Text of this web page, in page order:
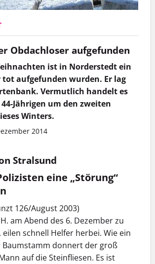
Obdachloser aufgefunden
ist in Norderstedt ein
tot aufgefunden wurden. Er lag
Vermutlich handelt es
Jährigen um den zweiten
Winters.
2014
Stralsund
eine „Störung“
126/August 2003)
am Abend des 6. Dezember zu
schnell Helfer herbei. Wie ein
Baumstamm donnert der groß
auf die Steinfliesen. Es ist